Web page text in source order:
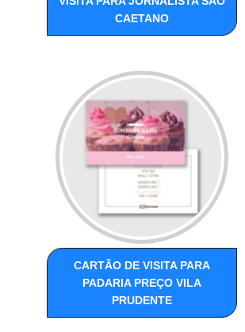
CAETANO
CARTÃO DE VISITA PARA
PADARIA PREÇO VILA
PRUDENTE